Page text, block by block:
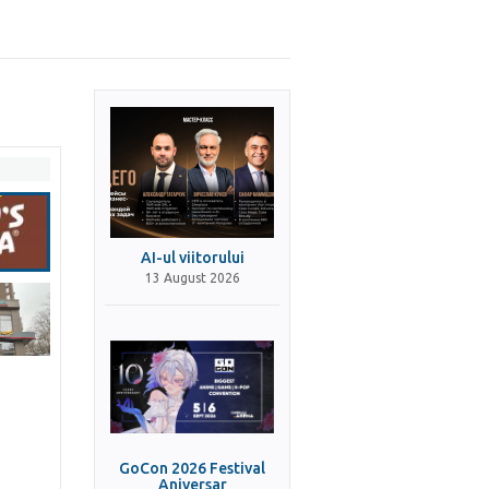
AI-ul viitorului
13 August 2026
GoCon 2026 Festival
Aniversar